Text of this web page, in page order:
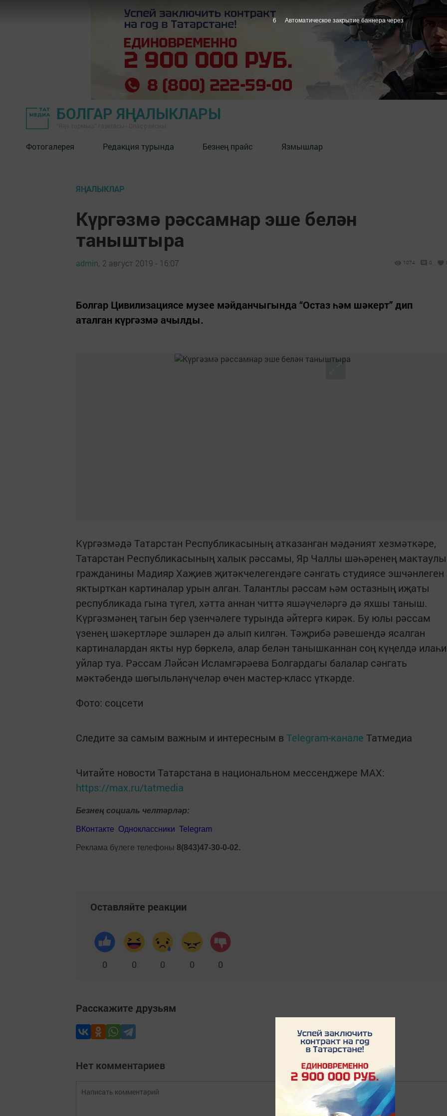
БОЛГАР ЯҢАЛЫКЛАРЫ
Фотогалерея Редакция турында Безнең прайс Язмышлар
ЯҢАЛЫКЛАР
Күргәзмә рәссамнар эше белән
таныштыра
admin, 2 август 2019 - 16:07 1074 0
Болгар Цивилизациясе музее мәйданчыгында “Остаз һәм шәкерт” дип
аталган күргәзмә ачылды.
Күргәзмәдә Татарстан Республикасының атказанган мәдәният хезмәткәре,
Татарстан Республикасының халык рәссамы, Яр Чаллы шәһәренең мактаулы
гражданины Мадияр Хаҗиев җитәкчелегендәге сәнгать студиясе эшчәнлеген
яктырткан картиналар урын алган. Талантлы рәссам һәм остазның иҗаты
республикада гына түгел, хәтта аннан читтә яшәүчеләргә дә яхшы таныш.
Күргәзмәнең тагын бер үзенчәлеге турында әйтергә кирәк. Бу юлы рәссам
үзенең шәкертләре эшләрен дә алып килгән. Тәҗрибә рәвешендә ясалган
картиналардан якты нур бөркелә, алар белән танышканнан соң күңелдә илаһи
уйлар туа. Рәссам Ләйсән Исламгәрәева Болгардагы балалар сәнгать
мәктәбендә шөгыльләнүчеләр өчен мастер-класс үткәрде.
Фото: соцсети
Следите за самым важным и интересным в Telegram-канале Татмедиа
Читайте новости Татарстана в национальном мессенджере MАХ:
https://max.ru/tatmedia
Безнең социаль челтәрләр:
ВКонтакте Одноклассники Telegram
Реклама бүлеге телефоны 8(843)47-30-0-02.
Оставляйте реакции
0 0 0 0 0
Расскажите друзьям
Нет комментариев
5 Автоматическое закрытие баннера через